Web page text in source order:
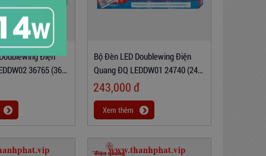
Điện
36765 (36W
Thủy Tinh)
Bộ Đèn LED Doublewing Điện
Quang ĐQ LEDDW01 24740 (24W
Coolwhite)
243,000 đ
Xem thêm